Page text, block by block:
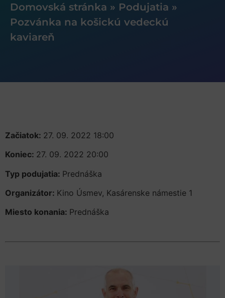
Domovská stránka » Podujatia »
Pozvánka na košickú vedeckú
kaviareň
Začiatok: 27. 09. 2022 18:00
Koniec: 27. 09. 2022 20:00
Typ podujatia: Prednáška
Organizátor: Kino Úsmev, Kasárenske námestie 1
Miesto konania: Prednáška